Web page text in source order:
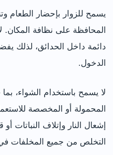
يسمح للزوار بإحضار الطعام
المحافظة على نظافة المكان.
دائمة داخل الحدائق، لذلك
الدخول.
لا يسمح باستخدام الشواء،
المحمولة أو المخصصة
إشعال النار وإتلاف النباتات
التخلص من جميع المخلفات في